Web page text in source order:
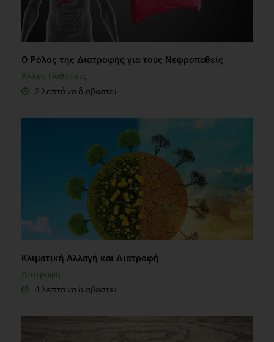
Ο Ρόλος της Διατροφής για τους Νεφροπαθείς
Άλλες Παθήσεις
2 λεπτά να διαβαστεί
Κλιματική Αλλαγή και Διατροφή
Διατροφή
4 λεπτά να διαβαστεί